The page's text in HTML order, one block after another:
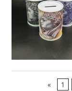
« 1